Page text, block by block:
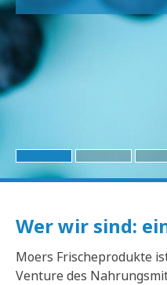
Wer wir sind:
Moers Frischeprodukte
Venture des